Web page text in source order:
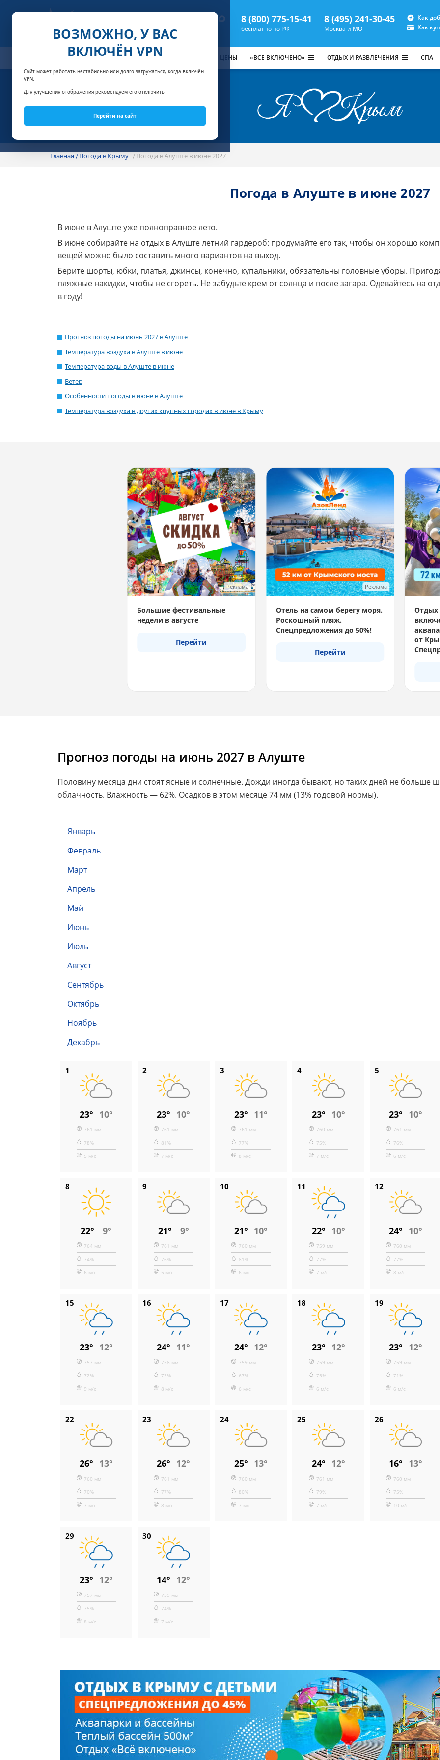
ВОЗМОЖНО, У ВАС
ВКЛЮЧЁН VPN
Сайт может работать нестабильно или долго загружаться, когда включён
VPN.
Для улучшения отображения рекомендуем его отключить.
Перейти на сайт
8 (800) 775-15-41
бесплатно по РФ
8 (495) 241-30-45
Москва и МО
Как
Как
СПЕЦПРЕДЛОЖЕНИЯ АКЦИИ НОМЕРА И ЦЕНЫ «ВСЁ ВКЛЮЧЕНО» ОТДЫХ И РАЗВЛЕЧЕНИЯ СПА
Главная Погода в Крыму Погода в Алуште в июне 2027
Погода в Алуште в июне 2027
В июне в Алуште уже полноправное лето.
В июне собирайте на отдых в Алуште летний гардероб: продумайте его так, чтобы он хорошо
вещей можно было составить много вариантов на выход.
Берите шорты, юбки, платья, джинсы, конечно, купальники, обязательны головные уборы.
пляжные накидки, чтобы не сгореть. Не забудьте крем от солнца и после загара. Одевайтесь на
в году!
Прогноз погоды на июнь 2027 в Алуште
Температура воздуха в Алуште в июне
Температура воды в Алуште в июне
Ветер
Особенности погоды в июне в Алуште
Температура воздуха в других крупных городах в июне в Крыму
Реклама
Большие фестивальные
недели в августе
Перейти
Реклама
Отель на самом берегу моря.
Роскошный пляж.
Спецпредложения до 50%!
Перейти
Отдых
от
Прогноз погоды на июнь 2027 в Алуште
Половину месяца дни стоят ясные и солнечные. Дожди иногда бывают, но таких дней не больше
облачность. Влажность — 62%. Осадков в этом месяце 74 мм (13% годовой нормы).
Январь
Февраль
Март
Апрель
Май
Июнь
Июль
Август
Сентябрь
Октябрь
Ноябрь
Декабрь
1
23° 10°
761 мм
78%
5 м/с
2
23° 10°
761 мм
81%
7 м/с
3
23° 11°
761 мм
77%
8 м/с
4
23° 10°
760 мм
75%
7 м/с
5
23° 10°
761 мм
76%
6 м/с
8
22° 9°
764 мм
74%
6 м/с
9
21° 9°
761 мм
76%
5 м/с
10
21° 10°
760 мм
81%
6 м/с
11
22° 10°
759 мм
77%
7 м/с
12
24° 10°
760 мм
77%
8 м/с
15
23° 12°
757 мм
72%
9 м/с
16
24° 11°
758 мм
72%
8 м/с
17
24° 12°
759 мм
67%
6 м/с
18
23° 12°
759 мм
75%
6 м/с
19
23° 12°
759 мм
71%
6 м/с
22
26° 13°
760 мм
70%
7 м/с
23
26° 12°
761 мм
77%
8 м/с
24
25° 13°
760 мм
80%
7 м/с
25
24° 12°
761 мм
79%
7 м/с
26
16° 13°
760 мм
75%
10 м/с
29
23° 12°
757 мм
75%
8 м/с
30
14° 12°
759 мм
74%
7 м/с